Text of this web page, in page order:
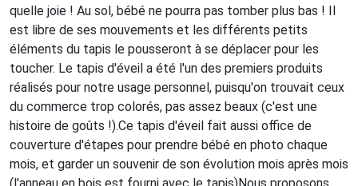
quelle joie ! Au sol, bébé ne pourra pas tomber plus bas ! Il
est libre de ses mouvements et les différents petits
éléments du tapis le pousseront à se déplacer pour les
toucher. Le tapis d'éveil a été l'un des premiers produits
réalisés pour notre usage personnel, puisqu'on trouvait ceux
du commerce trop colorés, pas assez beaux (c'est une
histoire de goûts !).Ce tapis d'éveil fait aussi office de
couverture d'étapes pour prendre bébé en photo chaque
mois, et garder un souvenir de son évolution mois après mois